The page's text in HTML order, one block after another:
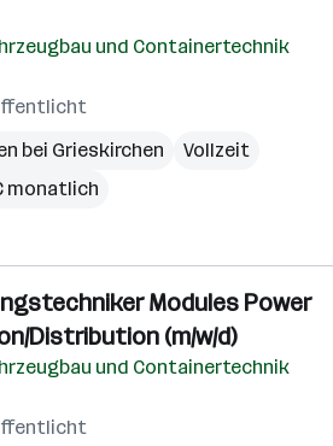
und Containertechnik
bei Grieskirchen
Vollzeit
monatlich
Modules Power
Distribution (m/w/d)
und Containertechnik